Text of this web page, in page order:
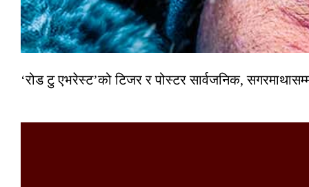
‘रोड टु एभरेस्ट’को टिजर र पोस्टर सार्वजनिक,